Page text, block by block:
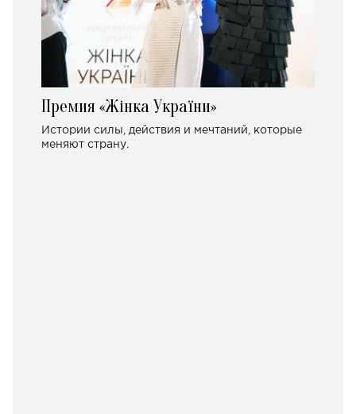
Премия «Жінка України»
Истории силы, действия и мечтаний, которые
меняют страну.